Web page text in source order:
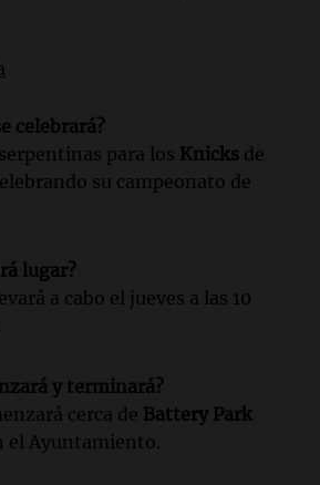
celebrará?
para los Knicks de
su campeonato de
lugar?
a cabo el jueves a las 10
y terminará?
cerca de Battery Park
el Ayuntamiento.